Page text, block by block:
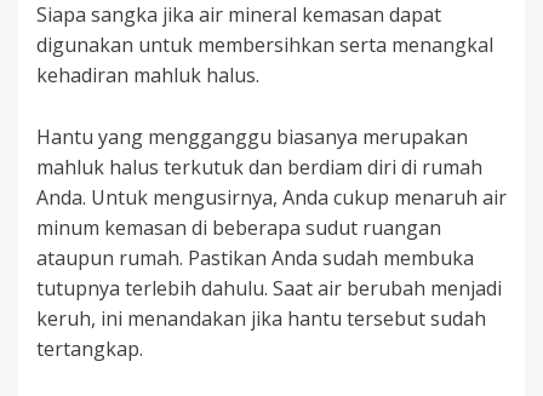
Siapa sangka jika air mineral kemasan dapat
digunakan untuk membersihkan serta menangkal
kehadiran mahluk halus.
Hantu yang mengganggu biasanya merupakan
mahluk halus terkutuk dan berdiam diri di rumah
Anda. Untuk mengusirnya, Anda cukup menaruh air
minum kemasan di beberapa sudut ruangan
ataupun rumah. Pastikan Anda sudah membuka
tutupnya terlebih dahulu. Saat air berubah menjadi
keruh, ini menandakan jika hantu tersebut sudah
tertangkap.